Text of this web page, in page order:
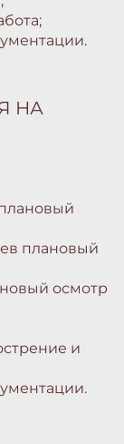
НА
плановый
осмотр
и